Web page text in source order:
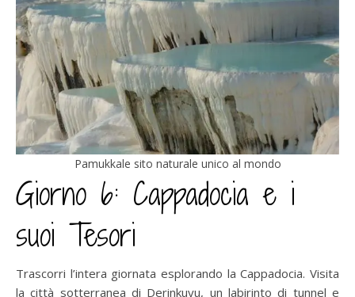
Pamukkale sito naturale unico al mondo
Giorno 6: Cappadocia e i
suoi Tesori
Trascorri l’intera giornata esplorando la Cappadocia. Visita
la città sotterranea di Derinkuyu, un labirinto di tunnel e